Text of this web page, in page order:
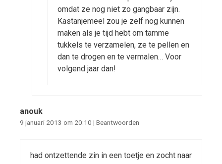
omdat ze nog niet zo gangbaar zijn.
Kastanjemeel zou je zelf nog kunnen
maken als je tijd hebt om tamme
tukkels te verzamelen, ze te pellen en
dan te drogen en te vermalen… Voor
volgend jaar dan!
anouk
9 januari 2013 om 20:10 | Beantwoorden
had ontzettende zin in een toetje en zocht naar